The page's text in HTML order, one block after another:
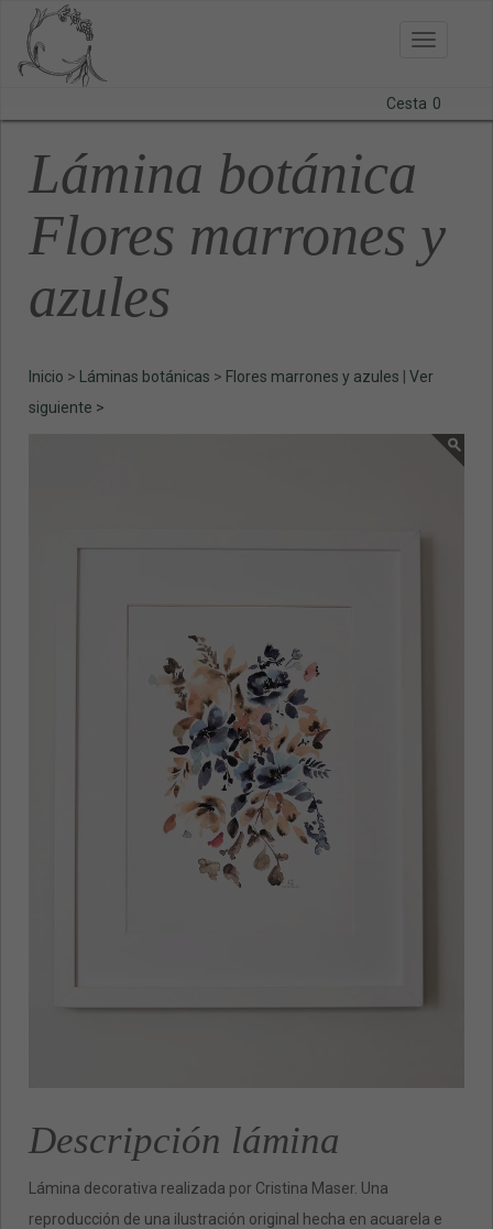
Toggle
BODAS
LÁMINAS
PAPELERÍA
CURSOS
Cesta 0
Lámina botánica
Flores marrones y
azules
Inicio > Láminas botánicas > Flores marrones y azules
Ver
siguiente >
Descripción lámina
Lámina decorativa realizada por Cristina Maser. Una
reproducción de una ilustración original hecha en acuarela e